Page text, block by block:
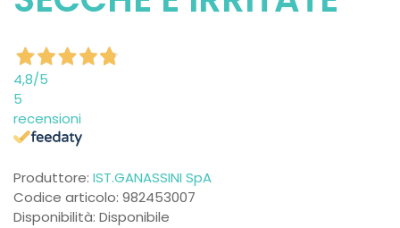
4,8/5
5
recensioni
Produttore: IST.GANASSINI SpA
Codice articolo: 982453007
Disponibilità: Disponibile